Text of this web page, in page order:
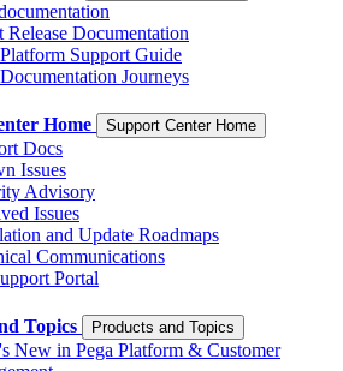
Release Documentation
Support Guide
Journeys
Home Support Center Home
Docs
Issues
Advisory
Issues
and Update Roadmaps
Communications
Portal
Topics Products and Topics
New in Pega Platform & Customer